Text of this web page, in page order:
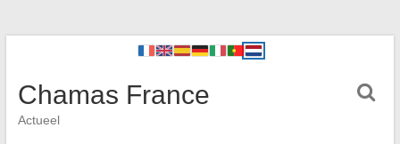
Chamas France
Actueel